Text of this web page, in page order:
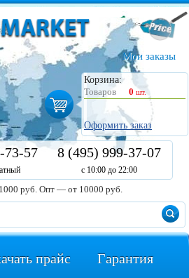
Мои заказы
Корзина:
Товаров
0 шт.
Оформить заказ
73-57 8 (495) 999-37-07
с 10:00 до 22:00
руб.Опт — от 10000 руб.
прайс Гарантия